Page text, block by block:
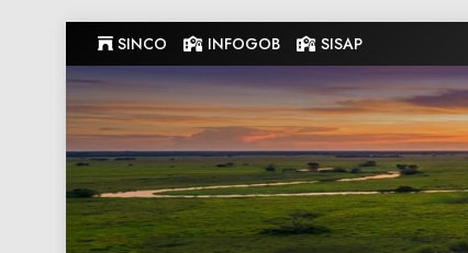
to
content
SINCO INFOGOB SISAP
Gobernacion de Guarico
Gobernacion de Guarico